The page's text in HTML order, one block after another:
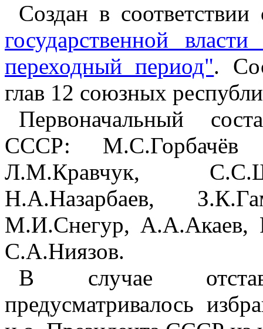
Создан в
государственной
переходный период".
глав 12 союзных
Первоначальный
СССР: М.С.Горбачёв
Л.М.Кравчук,
Н.А.Назарбаев,
М.И.Снегур, А.А.Акаев,
С.А.Ниязов.
В случае
предусматривалось